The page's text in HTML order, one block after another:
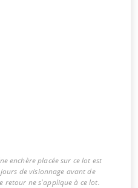
enchère placée sur ce lot est
de visionnage avant de
retour ne s'applique à ce lot.